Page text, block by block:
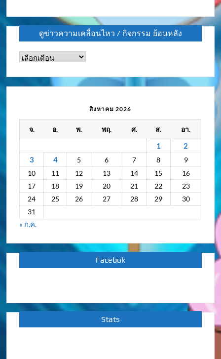
ดูข่าวความเคลื่อนไหว / กิจกรรม ย้อนหลัง
ดู
กิจกรรม
ย้อน
สิงหาคม 2026
จ. อ. พ. พฤ. ศ. ส. อา.
1
2
3
4 5 6 7 8
9
10
11 12 13 14 15
16
17
18 19 20 21 22
23
24
25 26 27 28 29
30
31
« ก.ค.
Facebok
Stats